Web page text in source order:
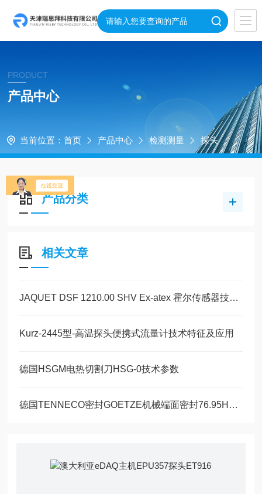
PRODUCT
产品中心
当前位置： 首页 产品中心 检测测量 探头
产品分类
相关文章
JAQUET DSF 1210.00 SHV Ex-atex 霍尔传感器技术解析
Kurz-2445型-高温探头便携式流量计技术特征及应用
德国HSGM电热切割刀HSG-0技术参数
德国TENNECO密封GOETZE机械端面密封76.95H型技术特点